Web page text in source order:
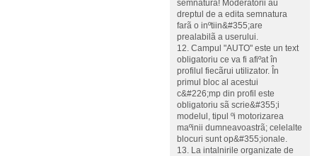
semnatura! Moderatorii au
dreptul de a edita semnatura
farã o inºtiin&#355;are
prealabilã a userului.
12. Campul "AUTO" este un text
obligatoriu ce va fi afiºat în
profilul fiecãrui utilizator. În
primul bloc al acestui
c&#226;mp din profil este
obligatoriu sã scrie&#355;i
modelul, tipul ºi motorizarea
maºinii dumneavoastrã; celelalte
blocuri sunt op&#355;ionale.
13. La intalnirile organizate de